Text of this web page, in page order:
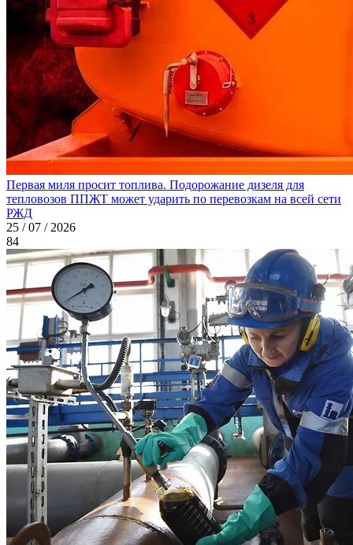
Первая миля просит топлива. Подорожание дизеля для
тепловозов ППЖТ может ударить по перевозкам на всей сети
РЖД
25 / 07 / 2026
84